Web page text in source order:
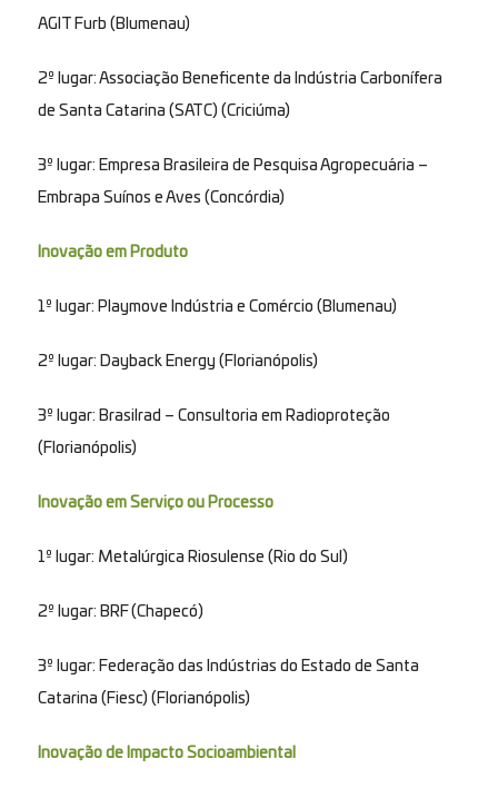
AGIT Furb (Blumenau)
2º lugar: Associação Beneficente da Indústria Carbonífera
de Santa Catarina (SATC) (Criciúma)
3º lugar: Empresa Brasileira de Pesquisa Agropecuária –
Embrapa Suínos e Aves (Concórdia)
Inovação em Produto
1º lugar: Playmove Indústria e Comércio (Blumenau)
2º lugar: Dayback Energy (Florianópolis)
3º lugar: Brasilrad – Consultoria em Radioproteção
(Florianópolis)
Inovação em Serviço ou Processo
1º lugar: Metalúrgica Riosulense (Rio do Sul)
2º lugar: BRF (Chapecó)
3º lugar: Federação das Indústrias do Estado de Santa
Catarina (Fiesc) (Florianópolis)
Inovação de Impacto Socioambiental